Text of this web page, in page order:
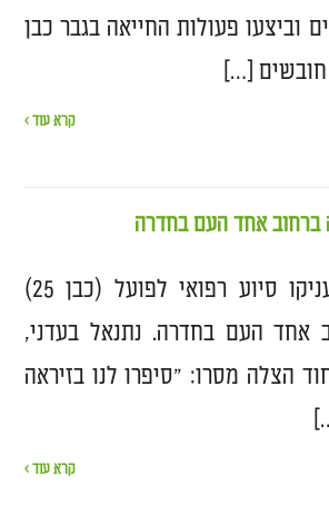
וביצעו פעולות החייאה בגבר כבן
קרא עוד ›
צוותי הרפואה של איחוד הצלה העניקו סיוע רפואי לפועל (כבן 25)
אחד העם בחדרה. נתנאל בעדני,
הצלה מסרו: "סיפרו לנו בזיראה
קרא עוד ›